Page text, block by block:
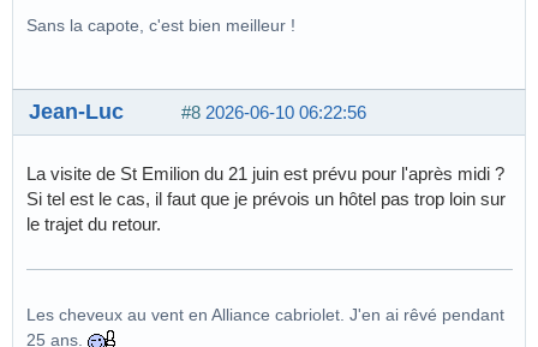
Sans la capote, c'est bien meilleur !
#8 2026-06-10 06:22:56
Jean-Luc
La visite de St Emilion du 21 juin est prévu pour l'après midi ?
Si tel est le cas, il faut que je prévois un hôtel pas trop loin sur
le trajet du retour.
Les cheveux au vent en Alliance cabriolet. J'en ai rêvé pendant
25 ans.